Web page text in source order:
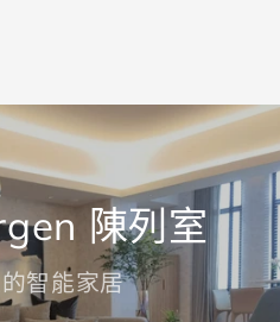
陳列室
智能家居